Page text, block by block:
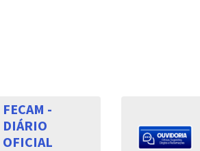
FECAM -
DIÁRIO
OFICIAL